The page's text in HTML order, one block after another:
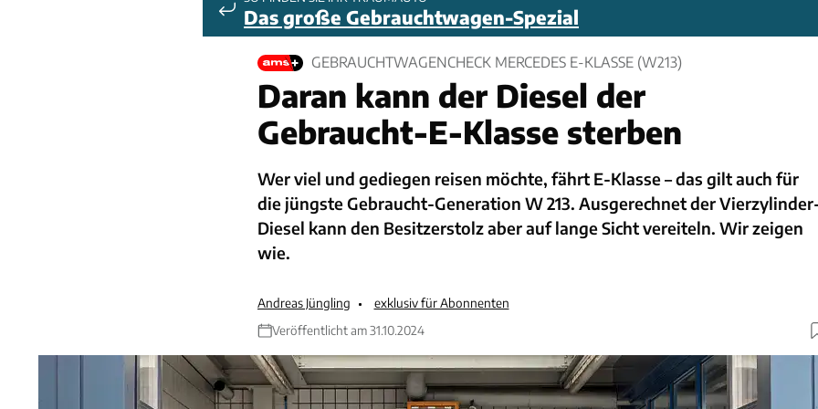
Das große Gebrauchtwagen-Spezial
GEBRAUCHTWAGENCHECK MERCEDES E-KLASSE (W213)
Daran kann der Diesel der
Gebraucht-E-Klasse sterben
Wer viel und gediegen reisen möchte, fährt E-Klasse – das gilt auch für
die jüngste Gebraucht-Generation W 213. Ausgerechnet der
Diesel kann den Besitzerstolz aber auf lange Sicht vereiteln. Wir zeigen
wie.
Andreas Jüngling
exklusiv für Abonnenten
Veröffentlicht am 31.10.2024